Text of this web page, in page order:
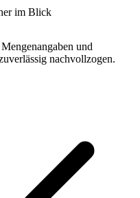
im Blick
und
nachvollzogen.